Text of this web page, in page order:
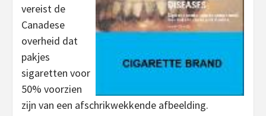
vereist de
Canadese
overheid dat
pakjes
sigaretten voor
50% voorzien
zijn van een afschrikwekkende afbeelding.